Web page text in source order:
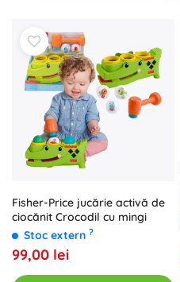
Fisher-Price jucărie activă de
ciocănit Crocodil cu mingi
Stoc extern ?
99,00 lei